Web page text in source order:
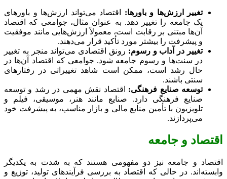
تغییر ارزش‌ها و باورها: اقتصاد می‌تواند ارزش‌ها و باورهای
یک جامعه را تغییر دهد. به عنوان مثال، جوامعی که اقتصاد
آن‌ها مبتنی بر رقابت است، معمولاً ارزش‌هایی مانند موفقیت
و پیشرفت را بیشتر مورد تأکید قرار می‌دهند.
تغییر در آداب و رسوم: رونق اقتصادی می‌تواند منجر به تغییر
در سنت‌ها و رسوم جامعه شود. جوامعی که اقتصاد آن‌ها در
حال رشد است، ممکن است شاهد تغییراتی در رفتارهای
سنتی باشند.
توسعه صنایع فرهنگی: اقتصاد نقش مهمی در رشد و توسعه
صنایع فرهنگی دارد. صنایع مانند هنر، موسیقی، فیلم و
تلویزیون با تأمین منابع مالی و بازار مناسب، به پیشرفت خود
می‌پردازند.
اقتصاد و جامعه
اقتصاد و جامعه نیز دو مفهومی هستند که به شدت به یکدیگر
وابسته‌اند. در حالی که اقتصاد به بررسی فرآیندهای تولید، توزیع و